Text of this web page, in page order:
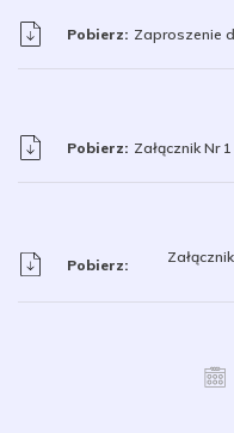
Pobierz: Zaproszenie
Pobierz: Załącznik Nr
Pobierz: